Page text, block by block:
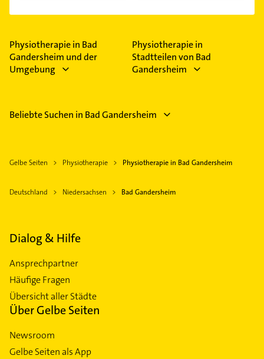
Physiotherapie in Bad
Gandersheim und der
Umgebung
Physiotherapie in
Stadtteilen von Bad
Gandersheim
Beliebte Suchen in Bad Gandersheim
Gelbe Seiten Physiotherapie Physiotherapie in Bad Gandersheim
Deutschland Niedersachsen Bad Gandersheim
Dialog & Hilfe
Ansprechpartner
Häufige Fragen
Übersicht aller Städte
Über Gelbe Seiten
Newsroom
Gelbe Seiten als App